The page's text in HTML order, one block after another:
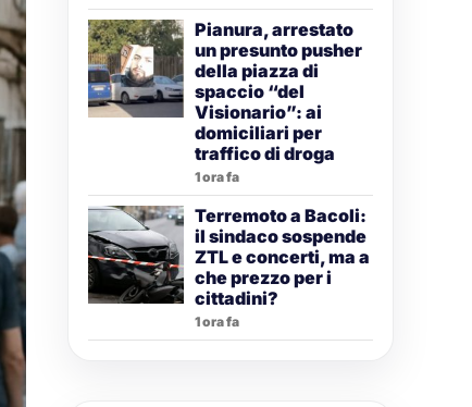
Pianura, arrestato
un presunto pusher
della piazza di
spaccio “del
Visionario”: ai
domiciliari per
traffico di droga
1 ora fa
Terremoto a Bacoli:
il sindaco sospende
ZTL e concerti, ma a
che prezzo per i
cittadini?
1 ora fa